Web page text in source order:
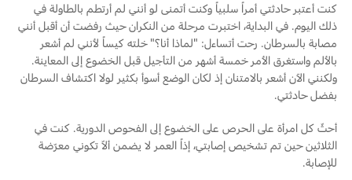
كنت أعتبر حادثتي أمراً سلبياً وكنت أتمنى لو أنني لم أرتطم بالطاولة في
ذلك اليوم. في البداية، اختبرت مرحلة من النكران حيث رفضت أن أقبل أنني
مصابة بالسرطان. رحت أتساءل: "لماذا أنا؟" خلته كيساً لأنني لم أشعر
بالألم واستغرق الأمر خمسة أشهر من التأجيل قبل الخضوع إلى المعاينة.
ولكنني الآن أشعر بالامتنان إذ لكان الوضع أسوأ بكثير لولا اكتشاف السرطان
بفضل حادثتي.
أحثّ كل امرأة على الحرص على الخضوع إلى الفحوص الدورية. كنت في
الثلاثين حين تم تشخيص إصابتي، إذاً العمر لا يضمن ألاّ تكوني معرّضة
للإصابة.